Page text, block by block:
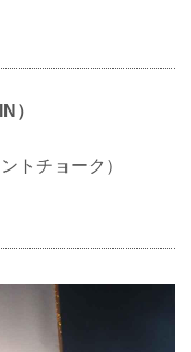
）
トチョーク）